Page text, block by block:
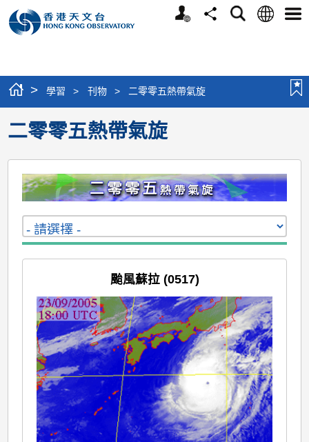
個
分
搜
語
選
> 學習 > 刊物 > 二零零五熱帶氣旋
二零零五熱帶氣旋
颱風蘇拉 (0517)